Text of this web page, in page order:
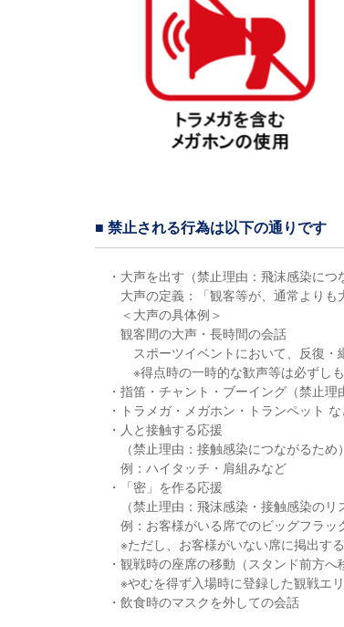
■ 禁止される行為は以下の通りです
・大声を出す（禁止理由：飛沫感染につ
大声の定義：「観客等が、通常よりも
＜大声の具体例＞
観客間の大声・長時間の会話
スポーツイベントにおいて、反復・
※得点時の一時的な歓声等は必ずしも
・指笛・チャント・ブーイング（禁止理
・トラメガ・メガホン・トランペット
・人と接触する応援
（禁止理由：接触感染につながるため）
例：ハイタッチ・肩組みなど
・「密」を作る応援
（禁止理由：飛沫感染・接触感染のリ
例：お客様がいる席でのビッグフラッ
※ただし、お客様がいない席に掲出す
・観戦時の座席の移動（スタンド前方へ
※やむを得ず入場時に登録した観戦エ
・飲食時のマスクを外しての会話